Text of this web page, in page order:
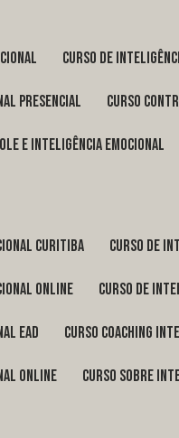
curso de
presencial curso
e inteligência emocional
Curitiba curso de
online curso de
ead curso coaching
online curso sobre